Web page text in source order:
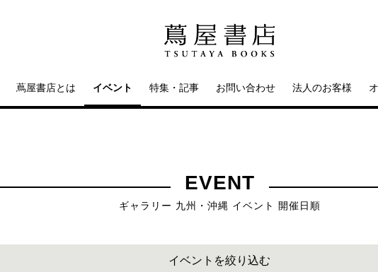
蔦屋書店とは イベント 特集・記事 お問い合わせ 法人のお客様
EVENT
ギャラリー 九州・沖縄 イベント 開催日順
イベントを絞り込む